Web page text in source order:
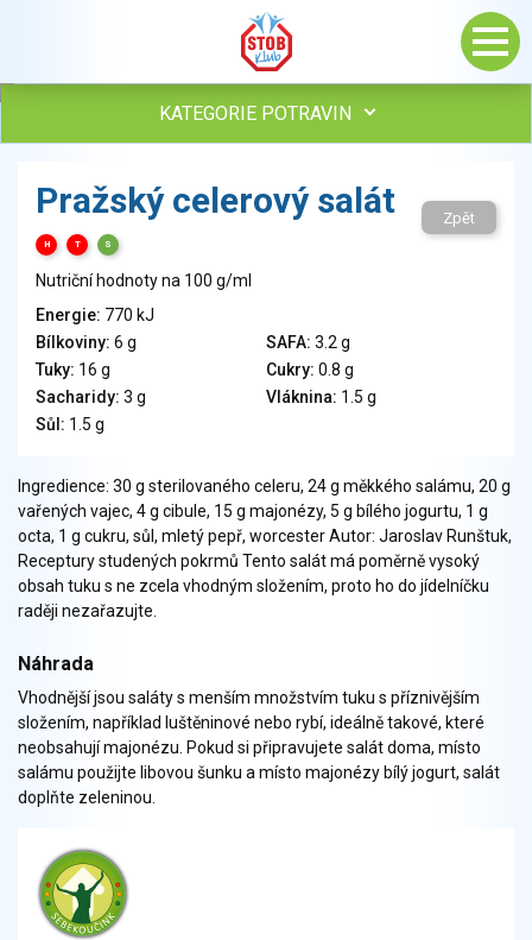
KATEGORIE POTRAVIN
Vejce
Mléko
Veganské a vegetariánské výrobky
Tuky
Obiloviny, mouka, cereální výrobky
Chléb, pečivo, křehké chleby, pufované výrobky
Ovoce
Ořechy, semena
Zelenina
Brambory, luštěniny, houby
Sladkosti, slané výrobky
Ochucovadla, přísady, sladidla
Sušené směsi
Polotovary, hotové pokrmy
Proteinové výrobky, doplňky stravy
Nápoje nealkoholické
Restaurace, jídelny, hotová jídla
Fastfood
Studená kuchyně, lahůdkářské výrobky
Pražský celerový salát
H T S
Zpět
Nutriční hodnoty na 100 g/ml
Energie: 770 kJ
Bílkoviny: 6 g SAFA: 3.2 g
Tuky: 16 g Cukry: 0.8 g
Sacharidy: 3 g Vláknina: 1.5 g
Sůl: 1.5 g
Ingredience: 30 g sterilovaného celeru, 24 g měkkého salámu, 20 g
vařených vajec, 4 g cibule, 15 g majonézy, 5 g bílého jogurtu, 1 g
octa, 1 g cukru, sůl, mletý pepř, worcester Autor: Jaroslav Runštuk,
Receptury studených pokrmů Tento salát má poměrně vysoký
obsah tuku s ne zcela vhodným složením, proto ho do jídelníčku
raději nezařazujte.
Náhrada
Vhodnější jsou saláty s menším množstvím tuku s příznivějším
složením, například luštěninové nebo rybí, ideálně takové, které
neobsahují majonézu. Pokud si připravujete salát doma, místo
salámu použijte libovou šunku a místo majonézy bílý jogurt, salát
doplňte zeleninou.